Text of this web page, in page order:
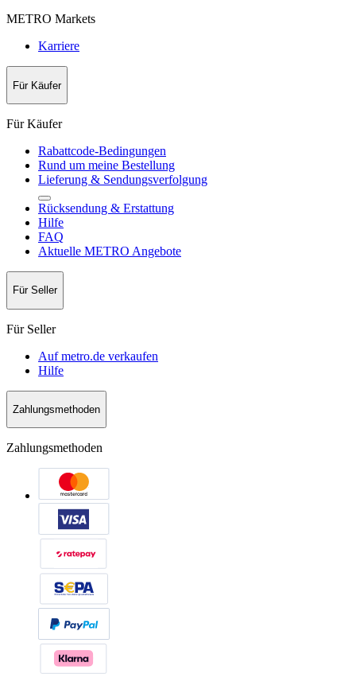
METRO Markets
Karriere
Für Käufer
Für Käufer
Rabattcode-Bedingungen
Rund um meine Bestellung
Lieferung & Sendungsverfolgung
Rücksendung & Erstattung
Hilfe
FAQ
Aktuelle METRO Angebote
Für Seller
Für Seller
Auf metro.de verkaufen
Hilfe
Zahlungsmethoden
Zahlungsmethoden